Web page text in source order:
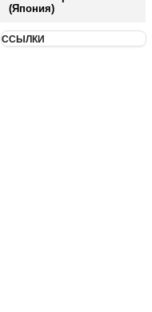
(Япония)
ССЫЛКИ